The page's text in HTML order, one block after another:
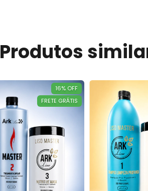
Produtos
16% OFF
FRETE GRÁTIS